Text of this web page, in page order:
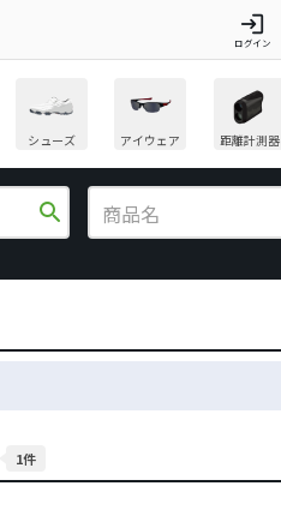
login
ログイン
シューズ アイウェア 距離計測器
search
1件